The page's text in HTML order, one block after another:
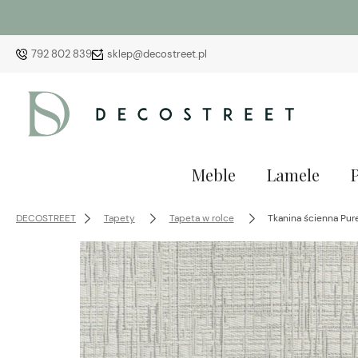
792 802 839 sklep@decostreet.pl
Meble Lamele
DECOSTREET Tapety Tapeta w rolce Tkanina ścienna